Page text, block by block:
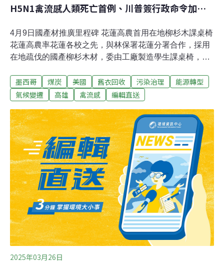
H5N1禽流感人類死亡首例、川普簽行政命令加速
4月9日國產材推廣里程碑 花蓮高農首用在地柳杉木課桌椅
花蓮高農率花蓮各校之先，與林保署花蓮分署合作，採用
在地疏伐的國產柳杉木材，委由工廠製造學生課桌椅，希
里程碑。林業及自然保育署花蓮分署長黃群策接受媒體聯
訪表示，柳杉材質較穩定，30、40年前種植的樹木，現在
一直到最南的長良等6條林道都有柳杉蓄積量。（中央社
報導）「澎湖生物性碳酸鈣循環中心」說明會 北寮村民集
體缺席抗議澎湖縣政府規劃湖西北寮為「澎湖縣生物性碳
酸鈣循環中心」，北寮村民強烈反對，農漁局9日召開說
明會， 村民集體缺席，在社區活動中心貼滿抗議標語，表
達堅決反對。湖西3名議員吳政杰、許育愷、蔡清續出席
反映民意，農漁局副局長陳銓汶現場宣布代為向上層表達
居民意見。（自由時報報導）
墨西哥 煤炭 美國 舊衣回收 污染治理
能源轉型
氣候變遷
高雄 禽流感 編輯直送
2025年03月26日